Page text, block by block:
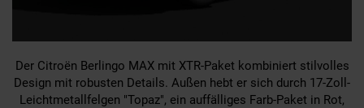
Der Citroën Berlingo MAX mit XTR-Paket kombiniert stilvolles
Design mit robusten Details. Außen hebt er sich durch 17-Zoll-
Leichtmetallfelgen "Topaz", ein auffälliges Farb-Paket in Rot,